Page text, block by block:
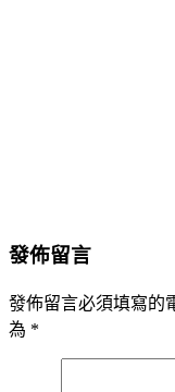
發佈留言
發佈留言必須填寫的
為 *